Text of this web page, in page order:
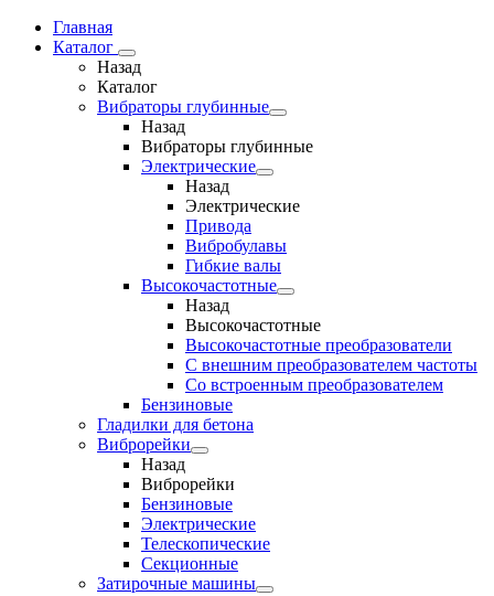
Главная
Каталог
Назад
Каталог
Вибраторы глубинные
Назад
Вибраторы глубинные
Электрические
Назад
Электрические
Привода
Вибробулавы
Гибкие валы
Высокочастотные
Назад
Высокочастотные
Высокочастотные преобразователи
С внешним преобразователем частоты
Cо встроенным преобразователем
Бензиновые
Гладилки для бетона
Виброрейки
Назад
Виброрейки
Бензиновые
Электрические
Телескопические
Секционные
Затирочные машины